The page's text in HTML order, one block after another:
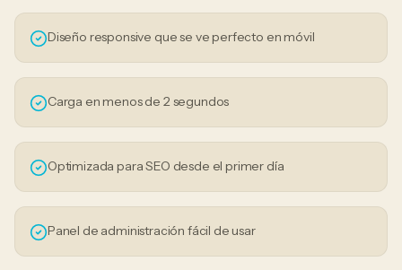
Diseño responsive que se ve perfecto en móvil
Carga en menos de 2 segundos
Optimizada para SEO desde el primer día
Panel de administración fácil de usar